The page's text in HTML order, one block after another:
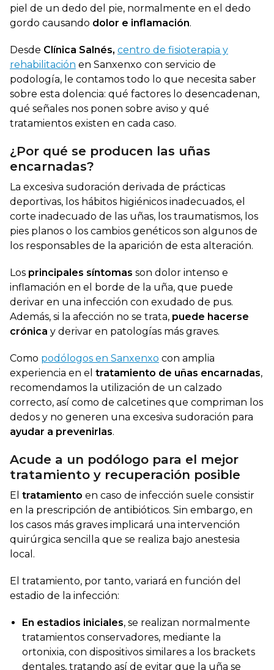
piel de un dedo del pie, normalmente en el dedo
gordo causando dolor e inflamación.
Desde Clínica Salnés, centro de fisioterapia y
rehabilitación en Sanxenxo con servicio de
podología, le contamos todo lo que necesita saber
sobre esta dolencia: qué factores lo desencadenan,
qué señales nos ponen sobre aviso y qué
tratamientos existen en cada caso.
¿Por qué se producen las uñas
encarnadas?
La excesiva sudoración derivada de prácticas
deportivas, los hábitos higiénicos inadecuados, el
corte inadecuado de las uñas, los traumatismos, los
pies planos o los cambios genéticos son algunos de
los responsables de la aparición de esta alteración.
Los principales síntomas son dolor intenso e
inflamación en el borde de la uña, que puede
derivar en una infección con exudado de pus.
Además, si la afección no se trata, puede hacerse
crónica y derivar en patologías más graves.
Como podólogos en Sanxenxo con amplia
experiencia en el tratamiento de uñas encarnadas,
recomendamos la utilización de un calzado
correcto, así como de calcetines que compriman los
dedos y no generen una excesiva sudoración para
ayudar a prevenirlas.
Acude a un podólogo para el mejor
tratamiento y recuperación posible
El tratamiento en caso de infección suele consistir
en la prescripción de antibióticos. Sin embargo, en
los casos más graves implicará una intervención
quirúrgica sencilla que se realiza bajo anestesia
local.
El tratamiento, por tanto, variará en función del
estadio de la infección:
En estadios iniciales, se realizan normalmente
tratamientos conservadores, mediante la
ortonixia, con dispositivos similares a los brackets
dentales, tratando así de evitar que la uña se